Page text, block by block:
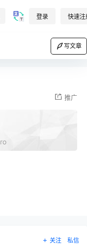
登录 快速注
写文章
推广
关注 私信